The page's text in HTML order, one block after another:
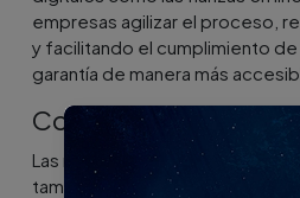
empresas agilizar el proceso,
y facilitando el cumplimiento
garantía de manera más
Competencia con
Las mipymes suelen competir
tamaño que cuentan con más